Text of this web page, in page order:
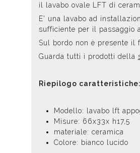
il lavabo ovale LFT di
E' una lavabo ad
sufficiente per il passaggio
Sul bordo non è presente
Guarda tutti i prodotti della
Riepilogo caratteristiche:
Modello: lavabo lft
Misure: 66x33x h17,5
materiale: ceramica
Colore: bianco lucido